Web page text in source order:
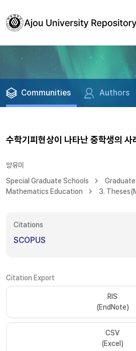
Communities Authors
수학기피현상이 나타난 중학생의 사
양유미
Special Graduate Schools
Mathematics Education
3.
Citations
SCOPUS
Citation Export
RIS
(EndNote)
CSV
(Excel)